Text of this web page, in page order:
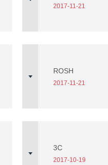
2017-11-21
ROSH
2017-11-21
3C
2017-10-19